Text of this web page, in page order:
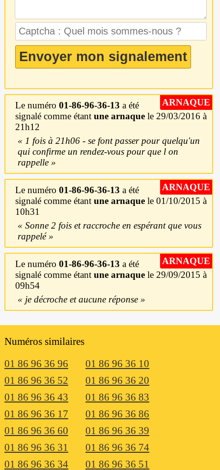
ARNAQUE
Le numéro 01-86-96-36-13 a été
signalé comme étant une arnaquele 29/03/2016 à
21h12
1 fois à 21h06 - se font passer pour quelqu'un
qui confirme un rendez-vous pour que l on
rappelle
ARNAQUE
Le numéro 01-86-96-36-13 a été
signalé comme étant une arnaquele 01/10/2015 à
10h31
Sonne 2 fois et raccroche en espérant que vous
rappelé
ARNAQUE
Le numéro 01-86-96-36-13 a été
signalé comme étant une arnaquele 29/09/2015 à
09h54
je décroche et aucune réponse
Numéros similaires
01 86 96 36 96
01 86 96 36 10
01 86 96 36 52
01 86 96 36 20
01 86 96 36 43
01 86 96 36 83
01 86 96 36 17
01 86 96 36 86
01 86 96 36 60
01 86 96 36 39
01 86 96 36 31
01 86 96 36 74
01 86 96 36 34
01 86 96 36 51